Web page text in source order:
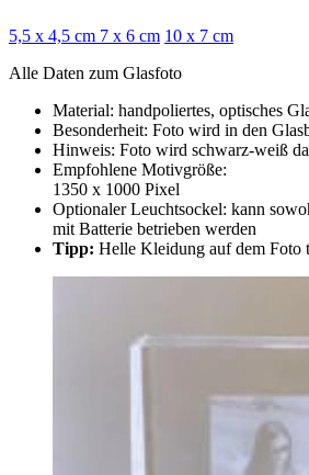
5,5 x 4,5 cm 7 x 6 cm 10 x 7 cm
Alle Daten zum Glasfoto
Material: handpoliertes, optisches
Besonderheit: Foto wird in den
Hinweis: Foto wird schwarz-weiß
Empfohlene Motivgröße:
1350 x 1000 Pixel
Optionaler Leuchtsockel: kann
mit Batterie betrieben werden
Tipp: Helle Kleidung auf dem Foto